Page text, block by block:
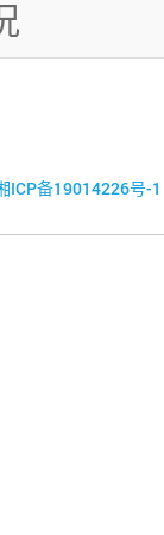
ICP备19014226号-1